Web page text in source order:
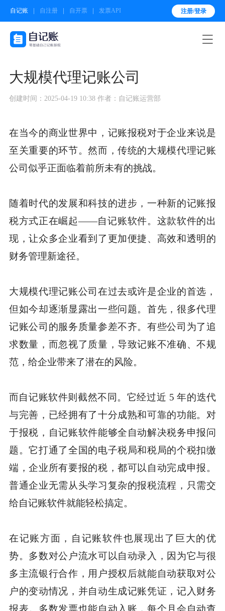
自记账 自注册 自开票 发票API 注册/登录

大规模代理记账公司
创建时间：2025-04-19 10:38 作者：自记账运营部
在当今的商业世界中，记账报税对于企业来说是
至关重要的环节。然而，传统的大规模代理记账
公司似乎正面临着前所未有的挑战。
随着时代的发展和科技的进步，一种新的记账报
税方式正在崛起——自记账软件。这款软件的出
现，让众多企业看到了更加便捷、高效和透明的
财务管理新途径。
大规模代理记账公司在过去或许是企业的首选，
但如今却逐渐显露出一些问题。首先，很多代理
记账公司的服务质量参差不齐。有些公司为了追
求数量，而忽视了质量，导致记账不准确、不规
范，给企业带来了潜在的风险。
而自记账软件则截然不同。它经过近 5 年的迭代
与完善，已经拥有了十分成熟和可靠的功能。对
于报税，自记账软件能够全自动解决税务申报问
题。它打通了全国的电子税局和税局的个税扣缴
端，企业所有要报的税，都可以自动完成申报。
普通企业无需从头学习复杂的报税流程，只需交
给自记账软件就能轻松搞定。
在记账方面，自记账软件也展现出了巨大的优
势。多数对公户流水可以自动录入，因为它与很
多主流银行合作，用户授权后就能自动获取对公
户的变动情况，并自动生成记账凭证，记入财务
报表。多数发票也能自动入账，每个月会自动查